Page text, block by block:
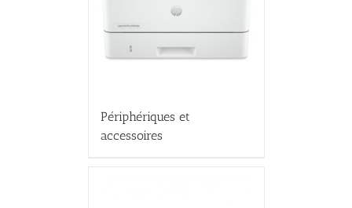
Périphériques et
accessoires